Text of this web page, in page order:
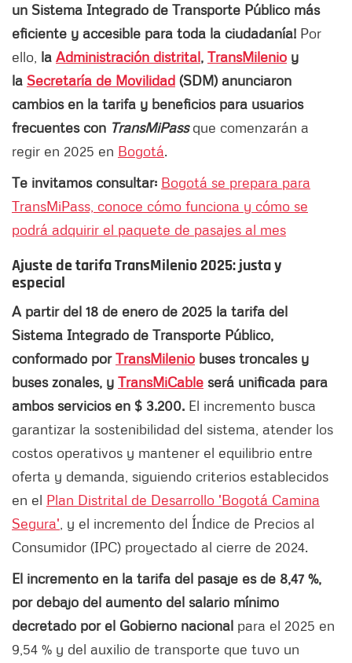
un Sistema Integrado de Transporte Público más
eficiente y accesible para toda la ciudadanía! Por
ello, la Administración distrital, TransMilenio y
la Secretaría de Movilidad (SDM) anunciaron
cambios en la tarifa y beneficios para usuarios
frecuentes con TransMiPass que comenzarán a
regir en 2025 en Bogotá.
Te invitamos consultar: Bogotá se prepara para
TransMiPass, conoce cómo funciona y cómo se
podrá adquirir el paquete de pasajes al mes
Ajuste de tarifa TransMilenio 2025: justa y
especial
A partir del 18 de enero de 2025 la tarifa del
Sistema Integrado de Transporte Público,
conformado porTransMilenio buses troncales y
buses zonales, y TransMiCable será unificada para
ambos servicios en $ 3.200. El incremento busca
garantizar la sostenibilidad del sistema, atender los
costos operativos y mantener el equilibrio entre
oferta y demanda, siguiendo criterios establecidos
en el Plan Distrital de Desarrollo 'Bogotá Camina
Segura' , y el incremento del Índice de Precios al
Consumidor (IPC) proyectado al cierre de 2024.
El incremento en la tarifa del pasaje es de 8,47 %,
por debajo del aumento del salario mínimo
decretado por el Gobierno nacional para el 2025 en
9,54 % y del auxilio de transporte que tuvo un